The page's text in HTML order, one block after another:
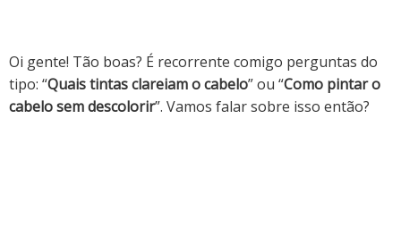
Oi gente! Tão boas? É recorrente comigo perguntas do
tipo: “Quais tintas clareiam o cabelo” ou “Como pintar o
cabelo sem descolorir”. Vamos falar sobre isso então?